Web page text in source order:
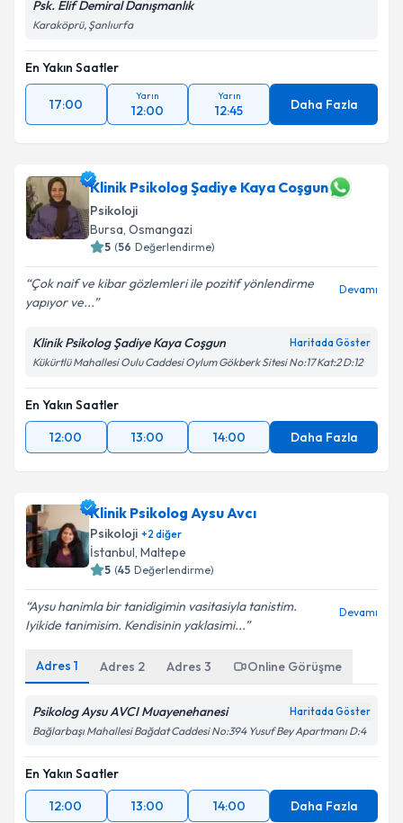
Psk. Elif Demiral Danışmanlık
Karaköprü, Şanlıurfa
En Yakın Saatler
17:00
Yarın
12:00
Yarın
12:45 Daha Fazla
Klinik Psikolog Şadiye Kaya Coşgun
Psikoloji
Bursa, Osmangazi
5 (56 Değerlendirme)
Çok naif ve kibar gözlemleri ile pozitif yönlendirme
yapıyor ve...
Devamı
Klinik Psikolog Şadiye Kaya Coşgun Haritada Göster
Kükürtlü Mahallesi Oulu Caddesi Oylum Gökberk Sitesi No:17 Kat:2 D:12
En Yakın Saatler
12:00
13:00 14:00 Daha Fazla
Klinik Psikolog Aysu Avcı
Psikoloji +2 diğer
İstanbul, Maltepe
5 (45 Değerlendirme)
Aysu hanimla bir tanidigimin vasitasiyla tanistim.
Iyikide tanimisim. Kendisinin yaklasimi...
Devamı
Adres 1 Adres 2 Adres 3 Online Görüşme
Psikolog Aysu AVCI Muayenehanesi Haritada Göster
Bağlarbaşı Mahallesi Bağdat Caddesi No:394 Yusuf Bey Apartmanı D:4
En Yakın Saatler
12:00
13:00 14:00 Daha Fazla